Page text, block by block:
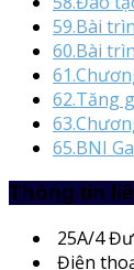
59.Bài
60.Bài
62.Tăng
65.BNI
Thông tin
25A/4
Điện